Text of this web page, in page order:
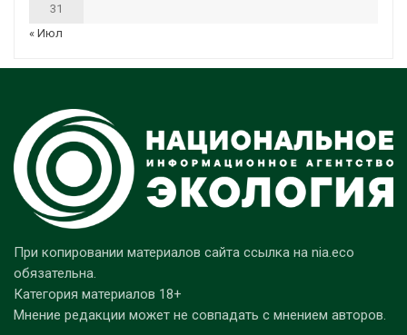
31
« Июл
При копировании материалов сайта ссылка на nia.eco
обязательна.
Категория материалов 18+
Мнение редакции может не совпадать с мнением авторов.